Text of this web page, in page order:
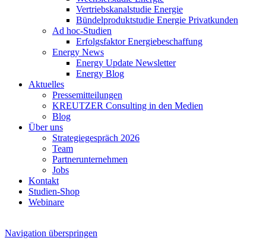
Vertriebskanalstudie Energie
Bündelproduktstudie Energie Privatkunden
Ad hoc-Studien
Erfolgsfaktor Energiebeschaffung
Energy News
Energy Update Newsletter
Energy Blog
Aktuelles
Pressemitteilungen
KREUTZER Consulting in den Medien
Blog
Über uns
Strategiegespräch 2026
Team
Partnerunternehmen
Jobs
Kontakt
Studien-Shop
Webinare
Navigation überspringen